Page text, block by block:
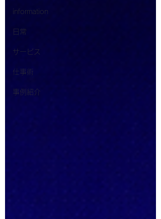
information
日常
サービス
仕事術
事例紹介